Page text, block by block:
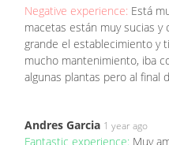
Negative experience: Está
macetas están muy sucias
grande el establecimiento y
mucho mantenimiento, iba
algunas plantas pero al final
Andres Garcia 1 year ago
Fantastic experience: Muy